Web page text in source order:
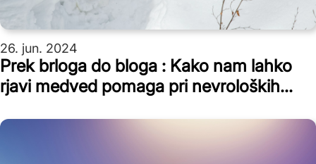
26. jun. 2024
Prek brloga do bloga : Kako nam lahko
rjavi medved pomaga pri nevroloških